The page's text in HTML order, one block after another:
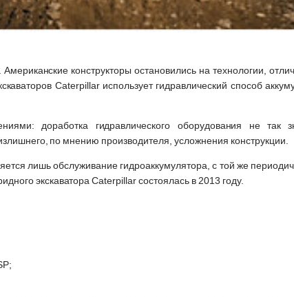
конструкторы остановились на технологии,
Caterpillar использует гидравлический способ
доработка гидравлического оборудования не так
по мнению производителя, усложнения конструкции.
лишь обслуживание гидроаккумулятора, с той же
экскаватора Caterpillar состоялась в 2013 году.